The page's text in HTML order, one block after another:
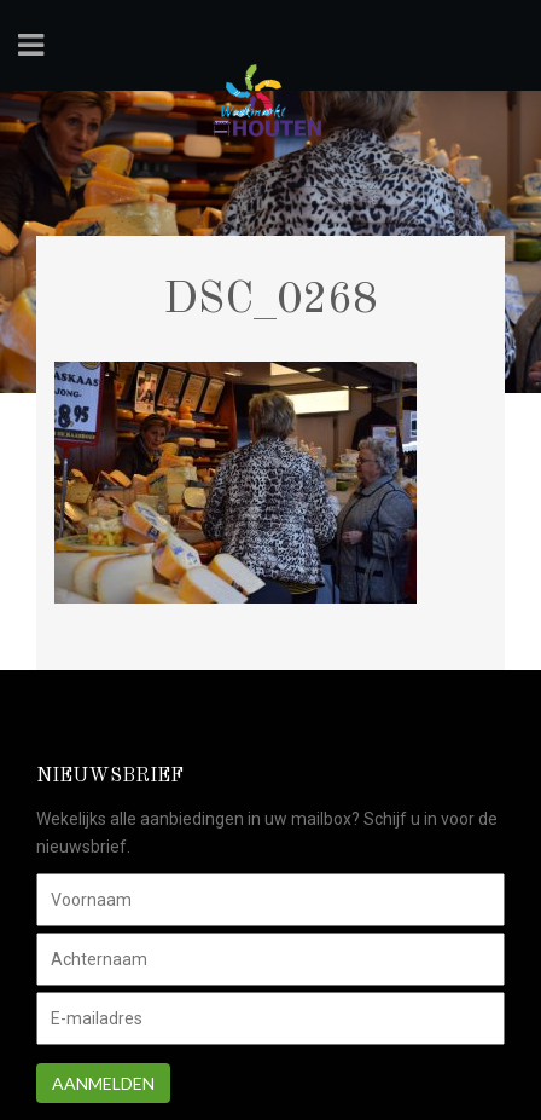
DSC_0268
NIEUWSBRIEF
Wekelijks alle aanbiedingen in uw mailbox? Schijf u in voor de
nieuwsbrief.
AANMELDEN